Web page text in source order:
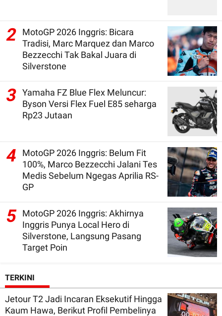
2
MotoGP 2026 Inggris: Bicara
Tradisi, Marc Marquez dan Marco
Bezzecchi Tak Bakal Juara di
Silverstone
3 Yamaha FZ Blue Flex Meluncur:
Byson Versi Flex Fuel E85 seharga
Rp23 Jutaan
4
MotoGP 2026 Inggris: Belum Fit
100%, Marco Bezzecchi Jalani Tes
Medis Sebelum Ngegas Aprilia RS-
GP
5 MotoGP 2026 Inggris: Akhirnya
Inggris Punya Local Hero di
Silverstone, Langsung Pasang
Target Poin
TERKINI
Jetour T2 Jadi Incaran Eksekutif Hingga
Kaum Hawa, Berikut Profil Pembelinya